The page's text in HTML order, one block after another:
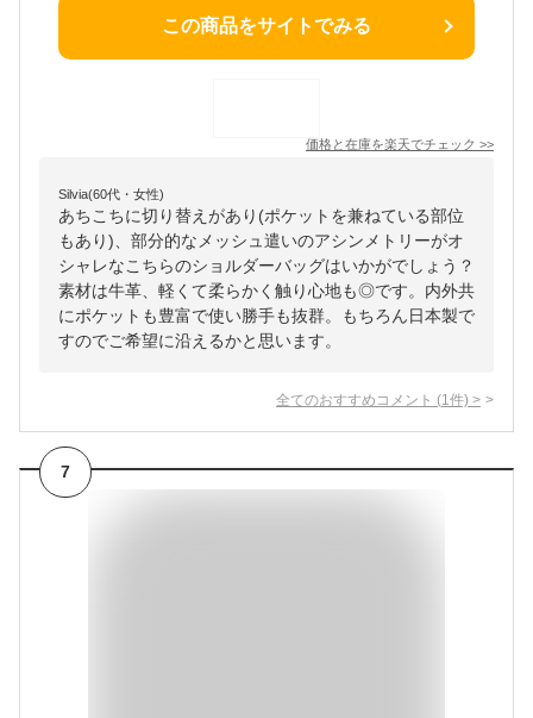
この商品をサイトでみる
価格と在庫を楽天でチェック >>
Silvia(60代・女性)
あちこちに切り替えがあり(ポケットを兼ねている部位
もあり)、部分的なメッシュ遣いのアシンメトリーがオ
シャレなこちらのショルダーバッグはいかがでしょう？
素材は牛革、軽くて柔らかく触り心地も◎です。内外共
にポケットも豊富で使い勝手も抜群。もちろん日本製で
すのでご希望に沿えるかと思います。
全てのおすすめコメント (1 件) >
7